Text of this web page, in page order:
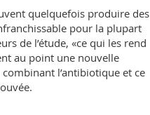
quelquefois produire des
pour la plupart
de l’étude, «ce qui les rend
au point une nouvelle
l’antibiotique et ce